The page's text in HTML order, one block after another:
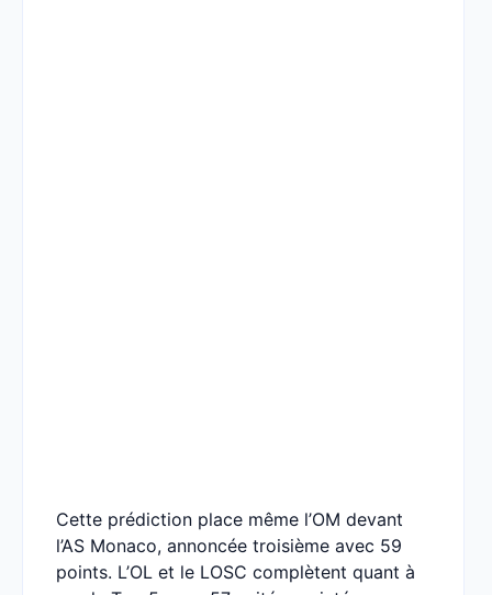
Cette prédiction place même l’OM devant
l’AS Monaco, annoncée troisième avec 59
points. L’OL et le LOSC complètent quant à